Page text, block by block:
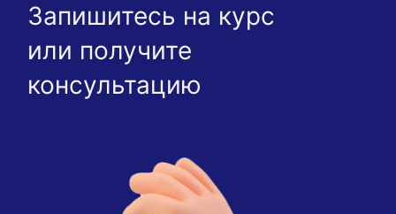
Запишитесь на курс
или получите
консультацию